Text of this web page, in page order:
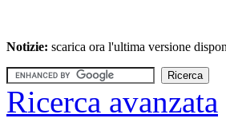
Notizie: scarica ora l'ultima versione
Ricerca avanzata